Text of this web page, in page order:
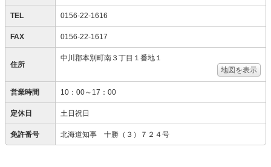
TEL 0156-22-1616
FAX 0156-22-1617
住所
中川郡本別町南３丁目１番地１
地図を表示
営業時間 10：00～17：00
定休日 土日祝日
免許番号 北海道知事 十勝（３）７２４号